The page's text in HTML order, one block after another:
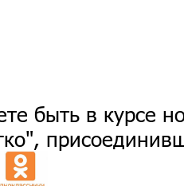
быть в курсе